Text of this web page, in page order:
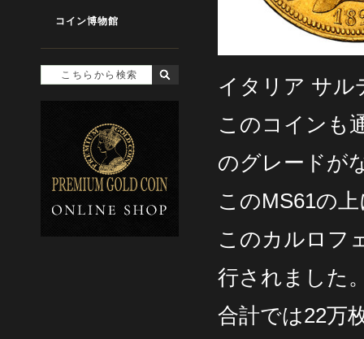
イタリア サル
このコインも
のグレードが
このMS61の
このカルロフ
行されました
合計では22万
コイン博物館